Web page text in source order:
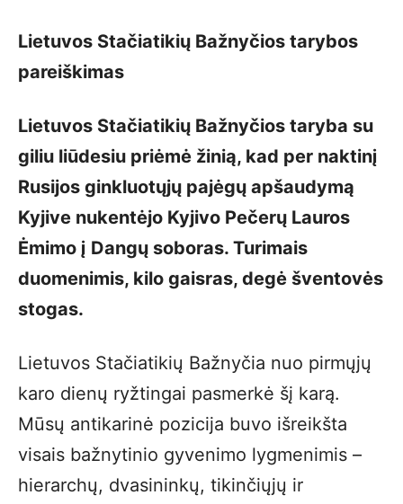
Lietuvos Stačiatikių Bažnyčios tarybos
pareiškimas
Lietuvos Stačiatikių Bažnyčios taryba su
giliu liūdesiu priėmė žinią, kad per naktinį
Rusijos ginkluotųjų pajėgų apšaudymą
Kyjive nukentėjo Kyjivo Pečerų Lauros
Ėmimo į Dangų soboras. Turimais
duomenimis, kilo gaisras, degė šventovės
stogas.
Lietuvos Stačiatikių Bažnyčia nuo pirmųjų
karo dienų ryžtingai pasmerkė šį karą.
Mūsų antikarinė pozicija buvo išreikšta
visais bažnytinio gyvenimo lygmenimis –
hierarchų, dvasininkų, tikinčiųjų ir